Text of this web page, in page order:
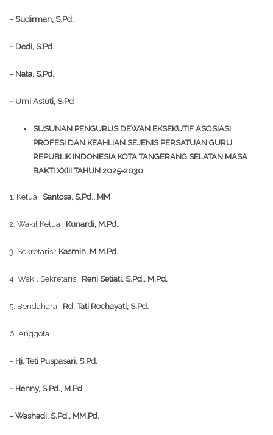
– Sudirman, S.Pd.
– Dedi, S.Pd.
– Nata, S.Pd.
– Umi Astuti, S.Pd
SUSUNAN PENGURUS DEWAN EKSEKUTIF ASOSIASI
PROFESI DAN KEAHLIAN SEJENIS PERSATUAN GURU
REPUBLIK INDONESIA KOTA TANGERANG SELATAN MASA
BAKTI XXIII TAHUN 2025-2030
1. Ketua : Santosa, S.Pd., MM
2. Wakil Ketua : Kunardi, M.Pd.
3. Sekretaris : Kasmin, M.M.Pd.
4. Wakil Sekretaris : Reni Setiati, S.Pd., M.Pd.
5. Bendahara : Rd. Tati Rochayati, S.Pd.
6. Anggota :
– Hj. Teti Puspasari, S.Pd.
– Henny, S.Pd., M.Pd.
– Washadi, S.Pd., MM.Pd.